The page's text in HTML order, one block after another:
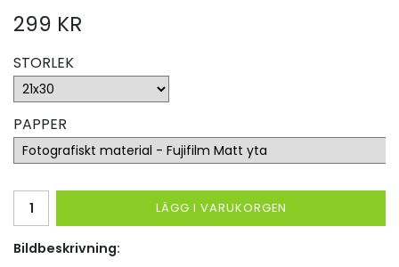
299 KR
STORLEK
PAPPER
LÄGG I VARUKORGEN
Bildbeskrivning: